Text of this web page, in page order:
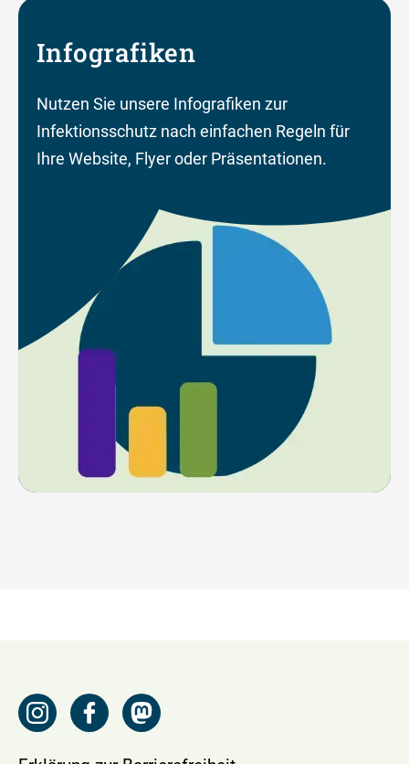
Infografiken
Nutzen Sie unsere Infografiken zur
Infektionsschutz nach einfachen Regeln für
Ihre Website, Flyer oder Präsentationen.